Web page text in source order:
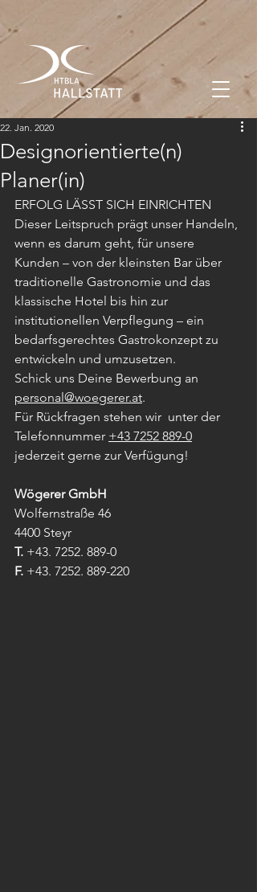
Designorientierte(n)
Planer(in)
22. Jan. 2020
ERFOLG LÄSST SICH EINRICHTEN
Dieser Leitspruch prägt unser Handeln,
wenn es darum geht, für unsere
Kunden – von der kleinsten Bar über
traditionelle Gastronomie und das
klassische Hotel bis hin zur
institutionellen Verpflegung – ein
bedarfsgerechtes Gastrokonzept zu
entwickeln und umzusetzen.
Schick uns Deine Bewerbung an
personal@woegerer.at.
Für Rückfragen stehen wir  unter der
Telefonnummer +43 7252 889-0
jederzeit gerne zur Verfügung!
Wögerer GmbH
Wolfernstraße 46
4400 Steyr
T. +43. 7252. 889-0
F. +43. 7252. 889-220